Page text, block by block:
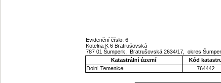
Evidenční číslo: 6
Kotelna K 6 Bratrušovská
787 01 Šumperk, Bratrušovská 2634/17, okres
Katastrální území
Kód
Dolní Temenice
764442